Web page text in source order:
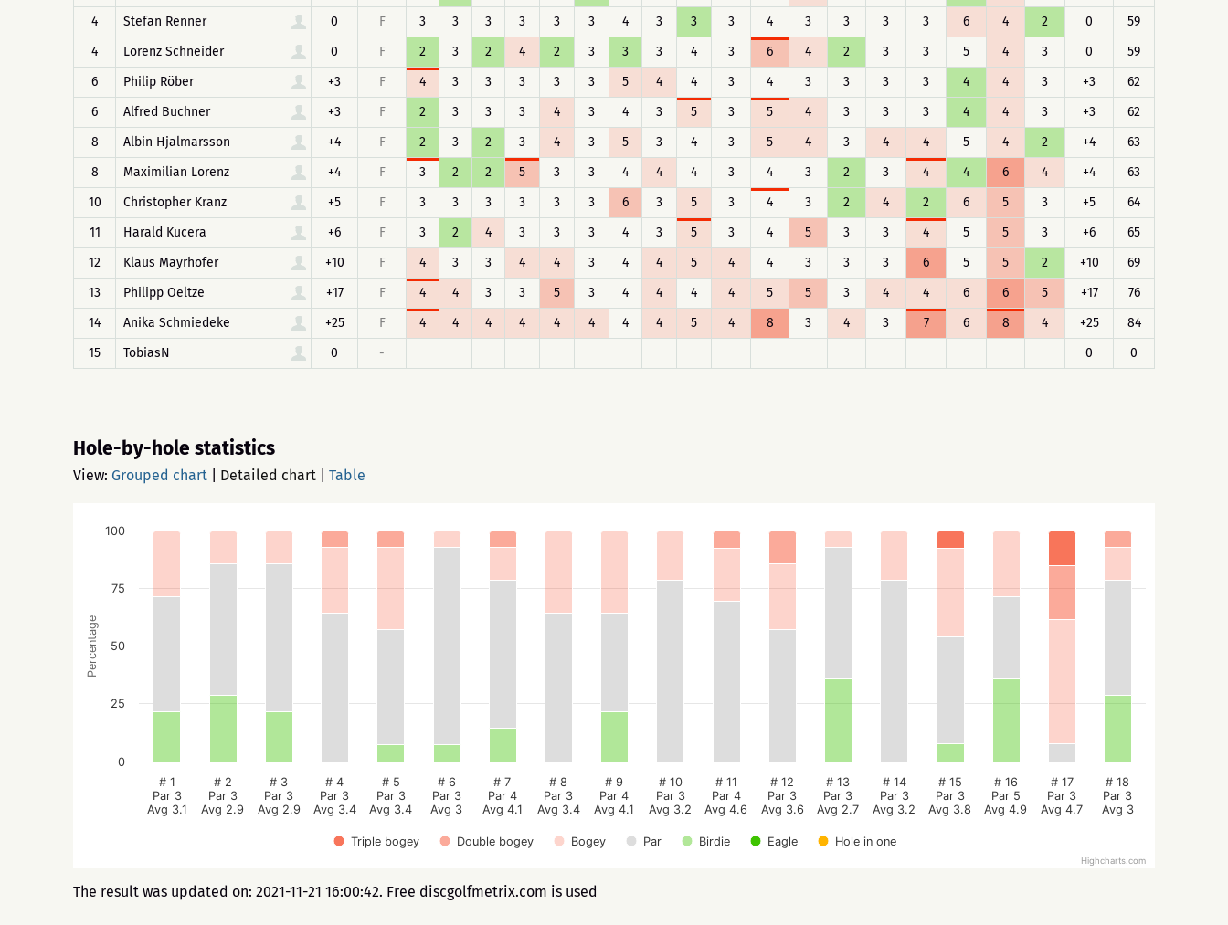
4
Stefan Renner 0 F 3 3 3 3 3 3 4 3 3 3 4 3 3 3 3 6 4 2 0
59
4
Lorenz Schneider 0 F 2 3 2 4 2 3 3 3 4 3 6 4 2 3 3 5 4 3 0
59
6
Philip Röber +3 F 4 3 3 3 3 3 5 4 4 3 4 3 3 3 3 4 4 3 +3
62
6
Alfred Buchner +3 F 2 3 3 3 4 3 4 3 5 3 5 4 3 3 3 4 4 3 +3
62
8
Albin Hjalmarsson +4 F 2 3 2 3 4 3 5 3 4 3 5 4 3 4 4 5 4 2 +4
63
8
Maximilian Lorenz +4 F 3 2 2 5 3 3 4 4 4 3 4 3 2 3 4 4 6 4 +4
63
10
Christopher Kranz +5 F 3 3 3 3 3 3 6 3 5 3 4 3 2 4 2 6 5 3 +5
64
11
Harald Kucera +6 F 3 2 4 3 3 3 4 3 5 3 4 5 3 3 4 5 5 3 +6
65
12
Klaus Mayrhofer +10 F 4 3 3 4 4 3 4 4 5 4 4 3 3 3 6 5 5 2 +10
69
13
Philipp Oeltze +17 F 4 4 3 3 5 3 4 4 4 4 5 5 3 4 4 6 6 5 +17
76
14
Anika Schmiedeke +25 F 4 4 4 4 4 4 4 4 5 4 8 3 4 3 7 6 8 4 +25
84
15
TobiasN 0 - 0 0
Hole-by-hole statistics
View: Grouped chart Detailed chart Table
Percentage
Triple bogey Double bogey Bogey Par Birdie Eagle Hole in one
# 1
Par 3
Avg 3.1
# 2
Par 3
Avg 2.9
# 3
Par 3
Avg 2.9
# 4
Par 3
Avg 3.4
# 5
Par 3
Avg 3.4
# 6
Par 3
Avg 3
# 7
Par 4
Avg 4.1
# 8
Par 3
Avg 3.4
# 9
Par 4
Avg 4.1
# 10
Par 3
Avg 3.2
# 11
Par 4
Avg 4.6
# 12
Par 3
Avg 3.6
# 13
Par 3
Avg 2.7
# 14
Par 3
Avg 3.2
# 15
Par 3
Avg 3.8
# 16
Par 5
Avg 4.9
# 17
Par 3
Avg 4.7
# 18
Par 3
Avg 3
0
25
50
75
100
Highcharts.com
The result was updated on: 2021-11-21 16:00:42. Free discgolfmetrix.com is used